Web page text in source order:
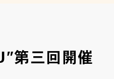
第三回開催